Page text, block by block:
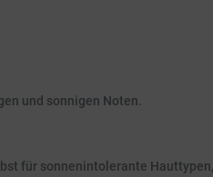
und sonnigen Noten.
für sonnenintolerante